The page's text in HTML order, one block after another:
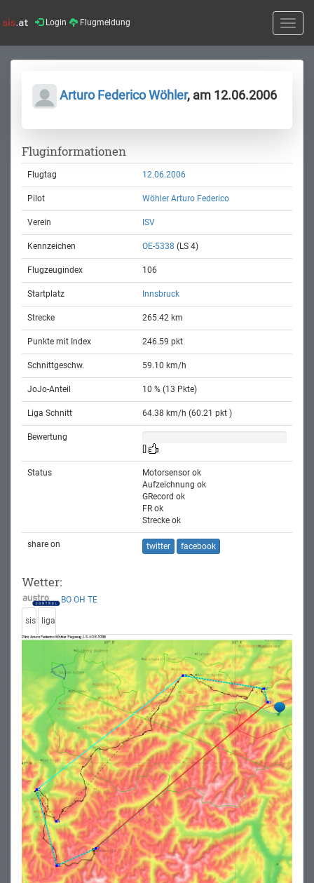
Login Flugmeldung
Toggle
Arturo Federico Wöhler, am 12.06.2006
Fluginformationen
Flugtag 12.06.2006
Pilot Wöhler Arturo Federico
Verein ISV
Kennzeichen OE-5338 (LS 4)
Flugzeugindex 106
Startplatz Innsbruck
Strecke 265.42 km
Punkte mit Index 246.59 pkt
Schnittgeschw. 59.10 km/h
JoJo-Anteil 10 % (13 Pkte)
Liga Schnitt 64.38 km/h (60.21 pkt )
Bewertung
Status
Motorsensor ok
Aufzeichnung ok
GRecord ok
FR ok
Strecke ok
share on twitter facebook
Wetter:
BO OH TE
sis liga